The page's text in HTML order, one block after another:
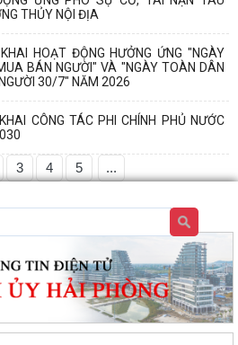
THỦY NỘI ĐỊA
HOẠT ĐỘNG HƯỞNG ỨNG "NGÀY
BÁN NGƯỜI" VÀ "NGÀY TOÀN DÂN
30/7" NĂM 2026
CÔNG TÁC PHI CHÍNH PHỦ NƯỚC
3 4 5 ...